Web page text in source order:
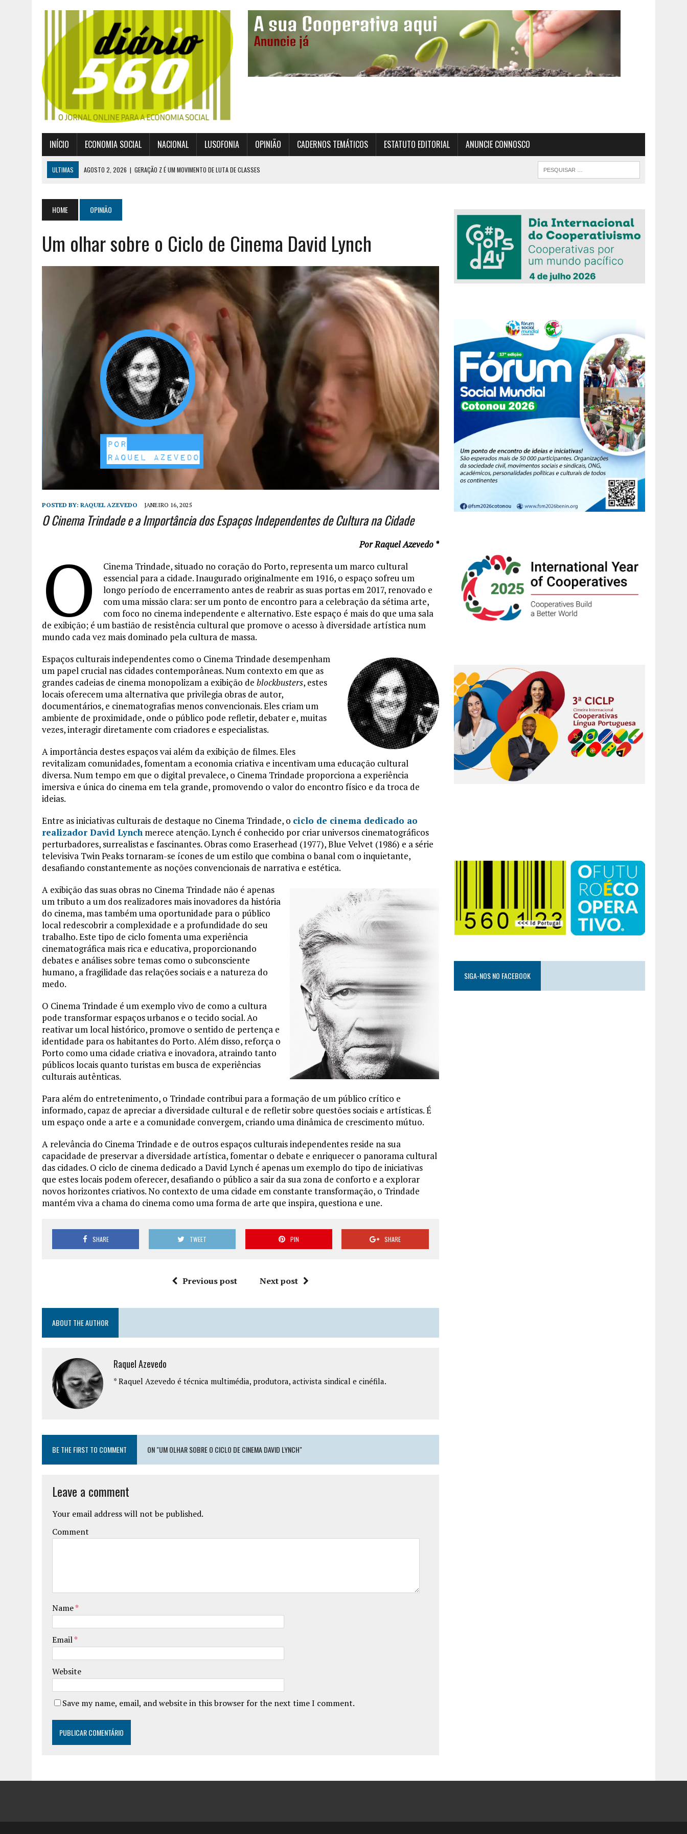
INÍCIO ECONOMIA SOCIAL NACIONAL LUSOFONIA OPINIÃO CADERNOS TEMÁTICOS ESTATUTO EDITORIAL ANUNCIE CONNOSCO
ULTIMAS AGOSTO 2, 2026 | GERAÇÃO Z É UM MOVIMENTO DE LUTA DE CLASSES
CASES DIVULGA ÚLTIMOS NÚMEROS DA DIGITALIZAÇÃO DAS COOPERATIVAS CREDENCIADAS
JULHO 26, 2026 | UM MARCO QUE REDEFINE O COOPERATIVISMO GLOBAL
AGOSTO 6, 2026
UM ENTRE MUITOS
HOME OPINIÃO
Um olhar sobre o Ciclo de Cinema David Lynch
POSTED BY: RAQUEL AZEVEDO JANEIRO 16, 2025
O Cinema Trindade e a Importância dos Espaços Independentes de Cultura na Cidade
Por Raquel Azevedo *
O
Cinema Trindade, situado no coração do Porto, representa um marco cultural
essencial para a cidade. Inaugurado originalmente em 1916, o espaço sofreu um
longo período de encerramento antes de reabrir as suas portas em 2017, renovado e
com uma missão clara: ser um ponto de encontro para a celebração da sétima arte,
com foco no cinema independente e alternativo. Este espaço é mais do que uma sala
de exibição; é um bastião de resistência cultural que promove o acesso à diversidade artística num
mundo cada vez mais dominado pela cultura de massa.
Espaços culturais independentes como o Cinema Trindade desempenham
um papel crucial nas cidades contemporâneas. Num contexto em que as
grandes cadeias de cinema monopolizam a exibição de blockbusters, estes
locais oferecem uma alternativa que privilegia obras de autor,
documentários, e cinematografias menos convencionais. Eles criam um
ambiente de proximidade, onde o público pode refletir, debater e, muitas
vezes, interagir diretamente com criadores e especialistas.
A importância destes espaços vai além da exibição de filmes. Eles
revitalizam comunidades, fomentam a economia criativa e incentivam uma educação cultural
diversa. Num tempo em que o digital prevalece, o Cinema Trindade proporciona a experiência
imersiva e única do cinema em tela grande, promovendo o valor do encontro físico e da troca de
ideias.
Entre as iniciativas culturais de destaque no Cinema Trindade, o ciclo de cinema dedicado ao
realizador David Lynch merece atenção. Lynch é conhecido por criar universos cinematográficos
perturbadores, surrealistas e fascinantes. Obras como Eraserhead (1977), Blue Velvet (1986) e a série
televisiva Twin Peaks tornaram-se ícones de um estilo que combina o banal com o inquietante,
desafiando constantemente as noções convencionais de narrativa e estética.
A exibição das suas obras no Cinema Trindade não é apenas
um tributo a um dos realizadores mais inovadores da história
do cinema, mas também uma oportunidade para o público
local redescobrir a complexidade e a profundidade do seu
trabalho. Este tipo de ciclo fomenta uma experiência
cinematográfica mais rica e educativa, proporcionando
debates e análises sobre temas como o subconsciente
humano, a fragilidade das relações sociais e a natureza do
medo.
O Cinema Trindade é um exemplo vivo de como a cultura
pode transformar espaços urbanos e o tecido social. Ao
reativar um local histórico, promove o sentido de pertença e
identidade para os habitantes do Porto. Além disso, reforça o
Porto como uma cidade criativa e inovadora, atraindo tanto
públicos locais quanto turistas em busca de experiências
culturais autênticas.
Para além do entretenimento, o Trindade contribui para a formação de um público crítico e
informado, capaz de apreciar a diversidade cultural e de refletir sobre questões sociais e artísticas. É
um espaço onde a arte e a comunidade convergem, criando uma dinâmica de crescimento mútuo.
A relevância do Cinema Trindade e de outros espaços culturais independentes reside na sua
capacidade de preservar a diversidade artística, fomentar o debate e enriquecer o panorama cultural
das cidades. O ciclo de cinema dedicado a David Lynch é apenas um exemplo do tipo de iniciativas
que estes locais podem oferecer, desafiando o público a sair da sua zona de conforto e a explorar
novos horizontes criativos. No contexto de uma cidade em constante transformação, o Trindade
mantém viva a chama do cinema como uma forma de arte que inspira, questiona e une.
SHARE TWEET PIN SHARE
Previous post Next post
ABOUT THE AUTHOR
Raquel Azevedo
* Raquel Azevedo é técnica multimédia, produtora, activista sindical e cinéfila.
BE THE FIRST TO COMMENT ON "UM OLHAR SOBRE O CICLO DE CINEMA DAVID LYNCH"
Leave a comment
Your email address will not be published.
Comment
Name*
Email*
Website
Save my name, email, and website in this browser for the next time I comment.
SIGA-NOS NO FACEBOOK